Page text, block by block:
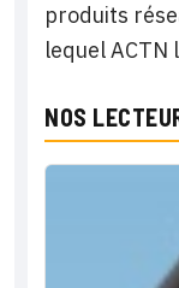
produits
lequel
NOS